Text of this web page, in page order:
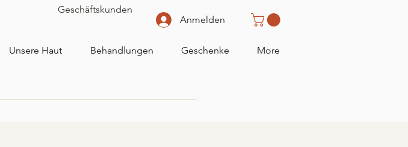
Anmelden
Unsere Haut Behandlungen Geschenke More
Geschäftskunden